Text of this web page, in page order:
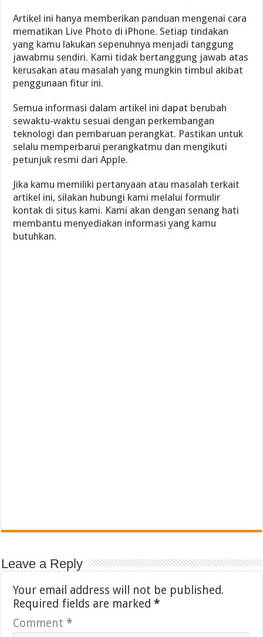
Artikel ini hanya memberikan panduan mengenai cara
mematikan Live Photo di iPhone. Setiap tindakan
yang kamu lakukan sepenuhnya menjadi tanggung
jawabmu sendiri. Kami tidak bertanggung jawab atas
kerusakan atau masalah yang mungkin timbul akibat
penggunaan fitur ini.
Semua informasi dalam artikel ini dapat berubah
sewaktu-waktu sesuai dengan perkembangan
teknologi dan pembaruan perangkat. Pastikan untuk
selalu memperbarui perangkatmu dan mengikuti
petunjuk resmi dari Apple.
Jika kamu memiliki pertanyaan atau masalah terkait
artikel ini, silakan hubungi kami melalui formulir
kontak di situs kami. Kami akan dengan senang hati
membantu menyediakan informasi yang kamu
butuhkan.
Leave a Reply
Your email address will not be published.
Required fields are marked*
Comment*